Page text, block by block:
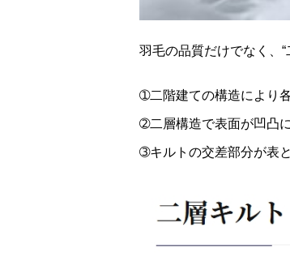
羽毛の品質だけでなく、
➀二階建ての構造により
➁二層構造で表面が凹凸
➂キルトの交差部分が表